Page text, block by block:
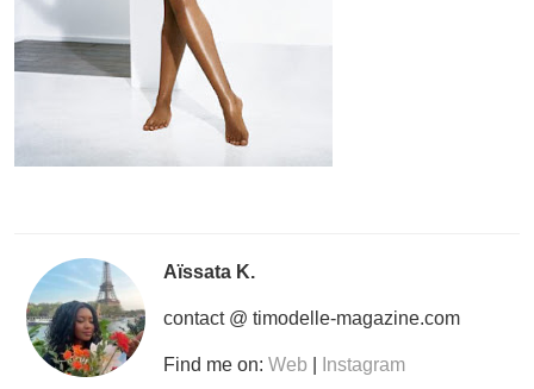
Aïssata K.
contact @ timodelle-magazine.com
Find me on: Web Instagram